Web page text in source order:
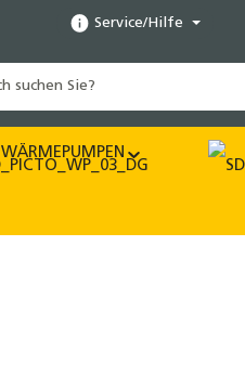
Service/Hilfe
WÄRMEPUMPEN